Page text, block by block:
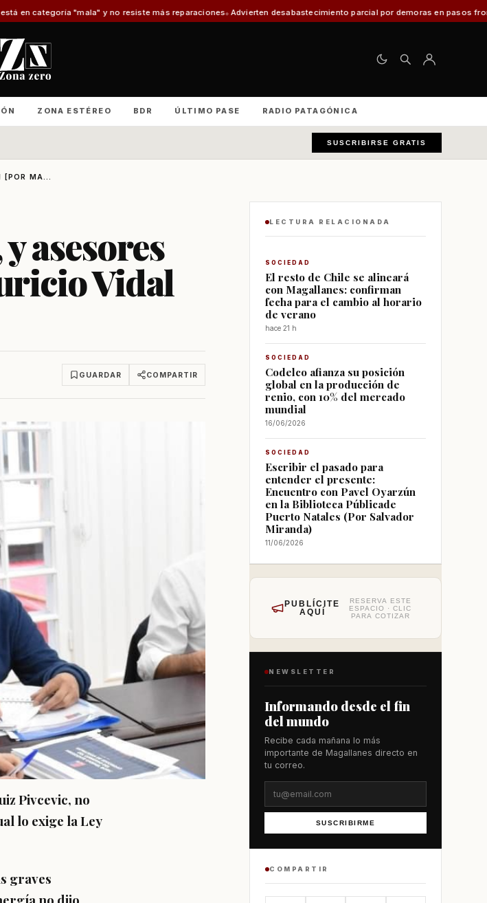
y no resiste más reparaciones Advierten desabastecimiento parcial por demoras en pasos fronterizos y critican a
ZONA ESTÉREO BDR ÚLTIMO PASE RADIO PATAGÓNICA
SUSCRIBIRSE GRATIS
[POR MA...
asesores
Vidal
GUARDAR COMPARTIR
Pivcevic, no
lo exige la Ley
graves
LECTURA RELACIONADA
SOCIEDAD
El resto de Chile se alineará
con Magallanes: confirman
fecha para el cambio al horario
de verano
hace 21 h
SOCIEDAD
Codelco afianza su posición
global en la producción de
renio, con 10% del mercado
mundial
16/06/2026
SOCIEDAD
Escribir el pasado para
entender el presente:
Encuentro con Pavel Oyarzún
en la Biblioteca Públicade
Puerto Natales (Por Salvador
Miranda)
11/06/2026
PUBLÍCITE
AQUÍ
RESERVA ESTE
ESPACIO · CLIC
PARA COTIZAR
NEWSLETTER
Informando desde el fin
del mundo
Recibe cada mañana lo más
importante de Magallanes directo en
tu correo.
SUSCRIBIRME
COMPARTIR